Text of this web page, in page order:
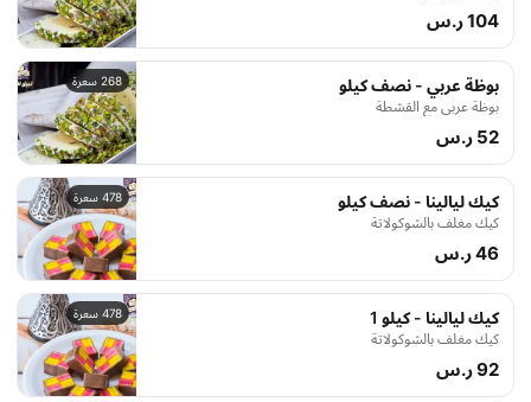
104 ر.س
268 سعرة بوظة عربي - نصف كيلو
بوظة عربي مع القشطة
52 ر.س
478 سعرة كيك ليالينا - نصف كيلو
كيك مغلف بالشوكولاتة
46 ر.س
478 سعرة كيك ليالينا - كيلو 1
كيك مغلف بالشوكولاتة
92 ر.س